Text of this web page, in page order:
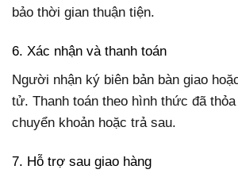
bảo thời gian thuận tiện.
6. Xác nhận và thanh toán
Người nhận ký biên bản bàn giao
tử. Thanh toán theo hình thức đã
chuyển khoản hoặc trả sau.
7. Hỗ trợ sau giao hàng